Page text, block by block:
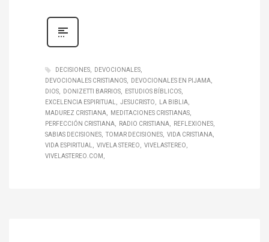
DECISIONES
DEVOCIONALES
DEVOCIONALES CRISTIANOS
DEVOCIONALES EN PIJAMA
DIOS
DONIZETTI BARRIOS
ESTUDIOS BÍBLICOS
EXCELENCIA ESPIRITUAL
JESUCRISTO
LA BIBLIA
MADUREZ CRISTIANA
MEDITACIONES CRISTIANAS
PERFECCIÓN CRISTIANA
RADIO CRISTIANA
REFLEXIONES
SABIAS DECISIONES
TOMAR DECISIONES
VIDA CRISTIANA
VIDA ESPIRITUAL
VIVELA STEREO
VIVELASTEREO
VIVELASTEREO.COM